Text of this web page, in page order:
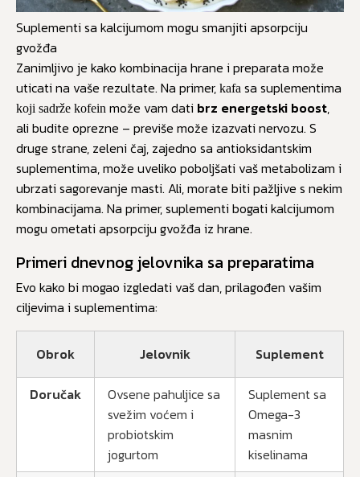
Suplementi sa kalcijumom mogu smanjiti apsorpciju
gvožđa
Zanimljivo je kako kombinacija hrane i preparata može
uticati na vaše rezultate. Na primer, kafa sa suplementima
koji sadrže kofein može vam dati brz energetski boost,
ali budite oprezne – previše može izazvati nervozu. S
druge strane, zeleni čaj, zajedno sa antioksidantskim
suplementima, može uveliko poboljšati vaš metabolizam i
ubrzati sagorevanje masti. Ali, morate biti pažljive s nekim
kombinacijama. Na primer, suplementi bogati kalcijumom
mogu ometati apsorpciju gvožđa iz hrane.
Primeri dnevnog jelovnika sa preparatima
Evo kako bi mogao izgledati vaš dan, prilagođen vašim
ciljevima i suplementima:
Obrok Jelovnik Suplement
Doručak
Ovsene pahuljice sa
svežim voćem i
probiotskim
jogurtom
Suplement sa
Omega-3
masnim
kiselinama